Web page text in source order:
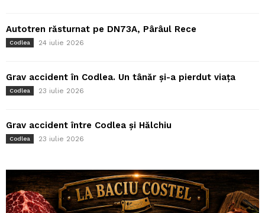
Autotren răsturnat pe DN73A, Pârâul Rece
Codlea 24 iulie 2026
Grav accident în Codlea. Un tânăr și-a pierdut viața
Codlea 23 iulie 2026
Grav accident între Codlea și Hălchiu
Codlea 23 iulie 2026